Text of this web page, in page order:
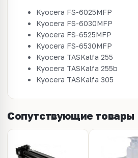
Kyocera FS-6025MFP
Kyocera FS-6030MFP
Kyocera FS-6525MFP
Kyocera FS-6530MFP
Kyocera TASKalfa 255
Kyocera TASKalfa 255b
Kyocera TASKalfa 305
Сопутствующие товары